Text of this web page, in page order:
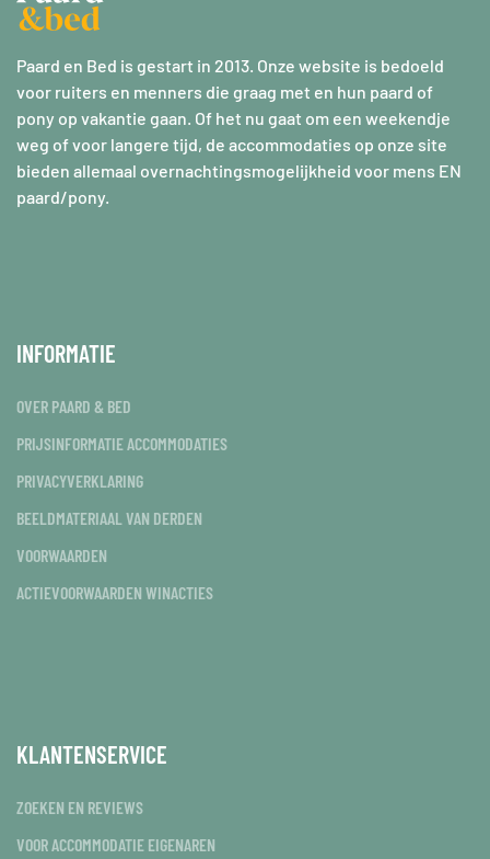
Paard en Bed is gestart in 2013. Onze website is bedoeld
voor ruiters en menners die graag met en hun paard of
pony op vakantie gaan. Of het nu gaat om een weekendje
weg of voor langere tijd, de accommodaties op onze site
bieden allemaal overnachtingsmogelijkheid voor mens EN
paard/pony.
INFORMATIE
OVER PAARD & BED
PRIJSINFORMATIE ACCOMMODATIES
PRIVACYVERKLARING
BEELDMATERIAAL VAN DERDEN
VOORWAARDEN
ACTIEVOORWAARDEN WINACTIES
KLANTENSERVICE
ZOEKEN EN REVIEWS
VOOR ACCOMMODATIE EIGENAREN